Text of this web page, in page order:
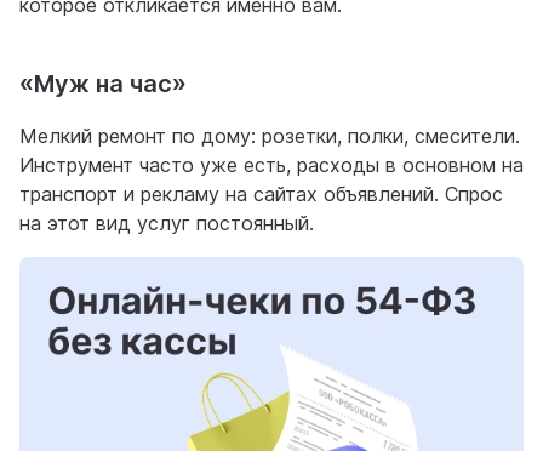
которое откликается именно вам.
«Муж на час»
Мелкий ремонт по дому: розетки, полки, смесители.
Инструмент часто уже есть, расходы в основном на
транспорт и рекламу на сайтах объявлений. Спрос
на этот вид услуг постоянный.